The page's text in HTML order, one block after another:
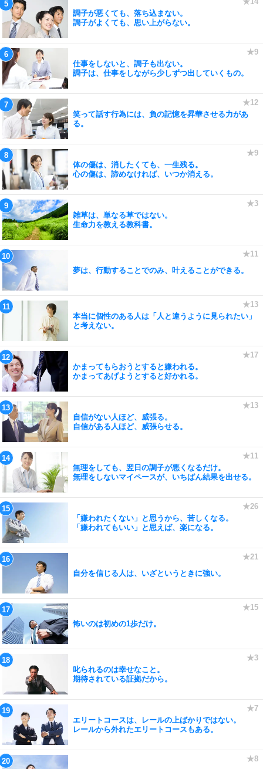
調子が悪くても、落ち込まない。
調子がよくても、思い上がらない。
仕事をしないと、調子も出ない。
調子は、仕事をしながら少しずつ出していくもの。
笑って話す行為には、負の記憶を昇華させる力があ
る。
体の傷は、消したくても、一生残る。
心の傷は、諦めなければ、いつか消える。
雑草は、単なる草ではない。
生命力を教える教科書。
夢は、行動することでのみ、叶えることができる。
本当に個性のある人は「人と違うように見られたい」
と考えない。
かまってもらおうとすると嫌われる。
かまってあげようとすると好かれる。
自信がない人ほど、威張る。
自信がある人ほど、威張らせる。
無理をしても、翌日の調子が悪くなるだけ。
無理をしないマイペースが、いちばん結果を出せる。
「嫌われたくない」と思うから、苦しくなる。
「嫌われてもいい」と思えば、楽になる。
自分を信じる人は、いざというときに強い。
怖いのは初めの1歩だけ。
叱られるのは幸せなこと。
期待されている証拠だから。
エリートコースは、レールの上ばかりではない。
レールから外れたエリートコースもある。